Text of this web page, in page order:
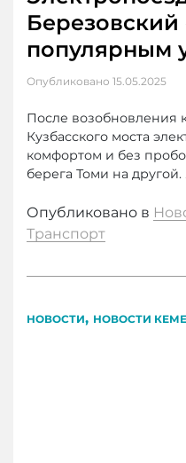
Березовский
популярным
Опубликовано 15.05.2025
После возобновления
Кузбасского моста
комфортом и без
берега Томи на другой.
Опубликовано в
Транспорт
НОВОСТИ, НОВОСТИ